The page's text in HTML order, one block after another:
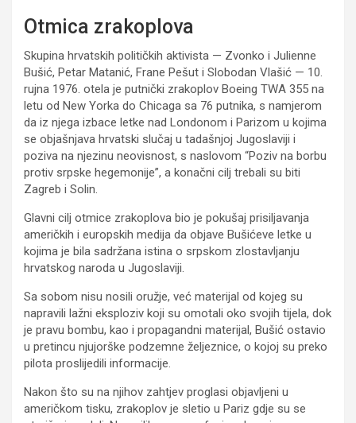
Otmica zrakoplova
Skupina hrvatskih političkih aktivista — Zvonko i Julienne
Bušić, Petar Matanić, Frane Pešut i Slobodan Vlašić — 10.
rujna 1976. otela je putnički zrakoplov Boeing TWA 355 na
letu od New Yorka do Chicaga sa 76 putnika, s namjerom
da iz njega izbace letke nad Londonom i Parizom u kojima
se objašnjava hrvatski slučaj u tadašnjoj Jugoslaviji i
poziva na njezinu neovisnost, s naslovom “Poziv na borbu
protiv srpske hegemonije”, a konačni cilj trebali su biti
Zagreb i Solin.
Glavni cilj otmice zrakoplova bio je pokušaj prisiljavanja
američkih i europskih medija da objave Bušićeve letke u
kojima je bila sadržana istina o srpskom zlostavljanju
hrvatskog naroda u Jugoslaviji.
Sa sobom nisu nosili oružje, već materijal od kojeg su
napravili lažni eksploziv koji su omotali oko svojih tijela, dok
je pravu bombu, kao i propagandni materijal, Bušić ostavio
u pretincu njujorške podzemne željeznice, o kojoj su preko
pilota proslijedili informacije.
Nakon što su na njihov zahtjev proglasi objavljeni u
američkom tisku, zrakoplov je sletio u Pariz gdje su se